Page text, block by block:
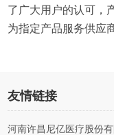
了广大用户的认可，
为指定产品服务供应
友情链接
河南许昌尼亿医疗股份有